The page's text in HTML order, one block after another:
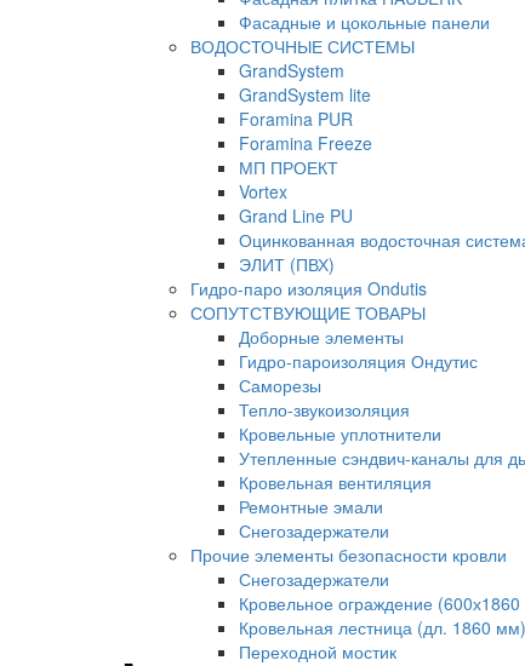
Фасадные и цокольные панели
ВОДОСТОЧНЫЕ СИСТЕМЫ
GrandSystem
GrandSystem lite
Foramina PUR
Foramina Freeze
МП ПРОЕКТ
Vortex
Grand Line PU
Оцинкованная водосточная
ЭЛИТ (ПВХ)
Гидро-паро изоляция Ondutis
СОПУТСТВУЮЩИЕ ТОВАРЫ
Доборные элементы
Гидро-пароизоляция Ондутис
Саморезы
Тепло-звукоизоляция
Кровельные уплотнители
Утепленные сэндвич-каналы для
Кровельная вентиляция
Ремонтные эмали
Снегозадержатели
Прочие элементы безопасности кровли
Снегозадержатели
Кровельное ограждение
Кровельная лестница (дл. 1860
Переходной мостик